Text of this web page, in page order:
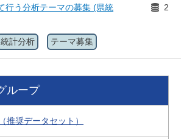
行う分析テーマの募集 (県統
2
統計分析 テーマ募集
ループ
推奨データセット）